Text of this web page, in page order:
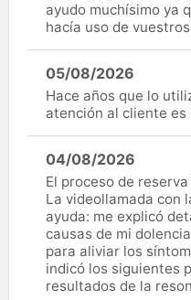
ayudo muchísimo ya
hacía uso de
05/08/2026
Hace años que lo
atención al cliente es
04/08/2026
El proceso de
La videollamada con
ayuda: me explicó
causas de mi
para aliviar los
indicó los siguientes
resultados de la